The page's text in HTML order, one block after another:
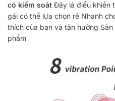
có kiểm soát Đây là điều khiển
gái có thể lựa chọn rẻ Nhanh
thích của bạn và tận hưởng
phẩm